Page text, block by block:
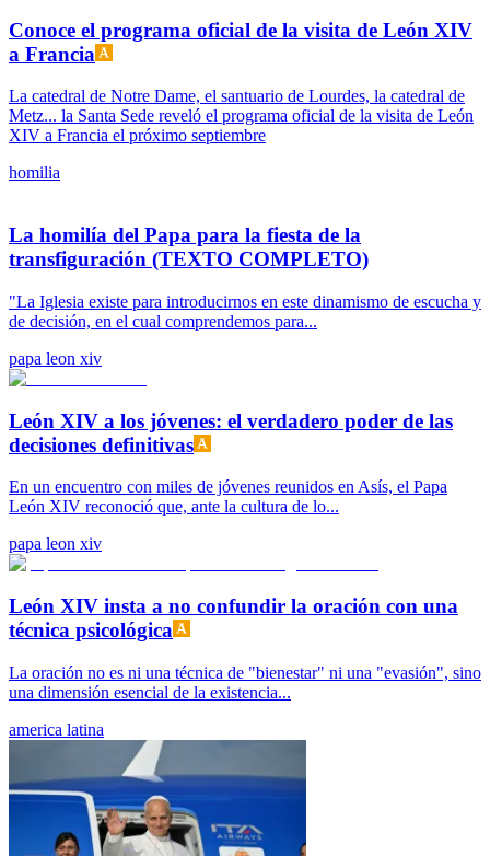
Conoce el programa oficial de la visita de León XIV
a Francia
La catedral de Notre Dame, el santuario de Lourdes, la catedral de
Metz... la Santa Sede reveló el programa oficial de la visita de León
XIV a Francia el próximo septiembre
homilia
La homilía del Papa para la fiesta de la
transfiguración (TEXTO COMPLETO)
"La Iglesia existe para introducirnos en este dinamismo de escucha y
de decisión, en el cual comprendemos para...
papa leon xiv
León XIV a los jóvenes: el verdadero poder de las
decisiones definitivas
En un encuentro con miles de jóvenes reunidos en Asís, el Papa
León XIV reconoció que, ante la cultura de lo...
papa leon xiv
León XIV insta a no confundir la oración con una
técnica psicológica
La oración no es ni una técnica de "bienestar" ni una "evasión", sino
una dimensión esencial de la existencia...
america latina